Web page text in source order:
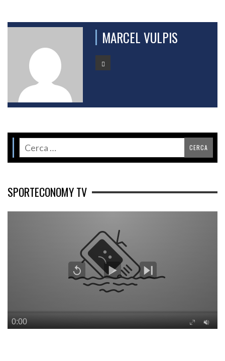
MARCEL VULPIS
SPORTECONOMY TV